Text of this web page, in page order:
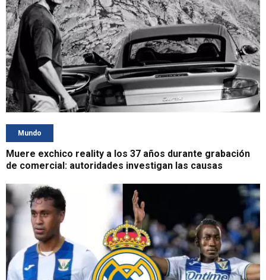
Mundo
Muere exchico reality a los 37 años durante grabación
de comercial: autoridades investigan las causas